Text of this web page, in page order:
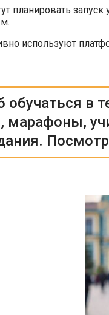
планировать
используют
обучаться в
марафоны,